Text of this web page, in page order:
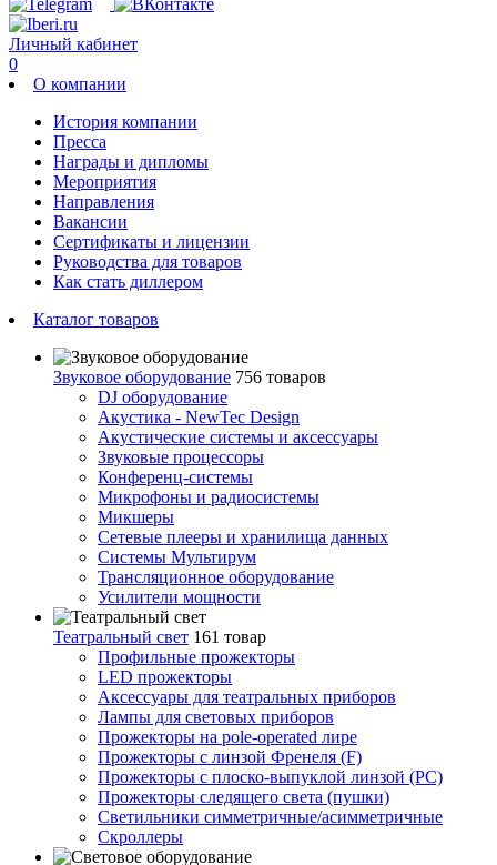
Личный кабинет
0
О компании
История компании
Пресса
Награды и дипломы
Мероприятия
Направления
Вакансии
Сертификаты и лицензии
Руководства для товаров
Как стать диллером
Каталог товаров
Звуковое оборудование 756 товаров
DJ оборудование
Акустика - NewTec Design
Акустические системы и аксессуары
Звуковые процессоры
Конференц-системы
Микрофоны и радиосистемы
Микшеры
Сетевые плееры и хранилища данных
Системы Мультирум
Трансляционное оборудование
Усилители мощности
Театральный свет 161 товар
Профильные прожекторы
LED прожекторы
Аксессуары для театральных приборов
Лампы для световых приборов
Прожекторы на pole-operated лире
Прожекторы с линзой Френеля (F)
Прожекторы с плоско-выпуклой линзой (PC)
Прожекторы следящего света (пушки)
Светильники симметричные/асимметричные
Скроллеры